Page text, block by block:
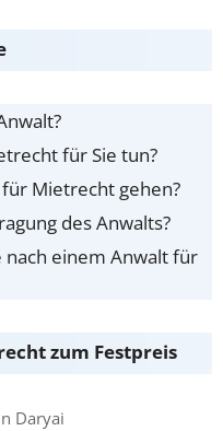
für Sie tun?
Mietrecht gehen?
des Anwalts?
einem Anwalt für
zum Festpreis
Daryai